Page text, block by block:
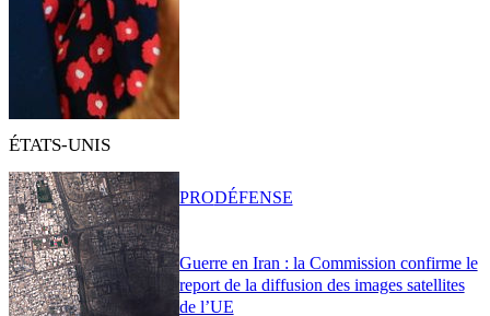
ÉTATS-UNIS
Guerre en Iran : la Commission confirme le
report de la diffusion des images satellites
de l’UE
PRODÉFENSE